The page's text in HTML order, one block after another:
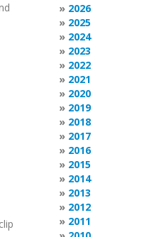
2026
2025
2024
2023
2022
2021
2020
2019
2018
2017
2016
2015
2014
2013
2012
2011